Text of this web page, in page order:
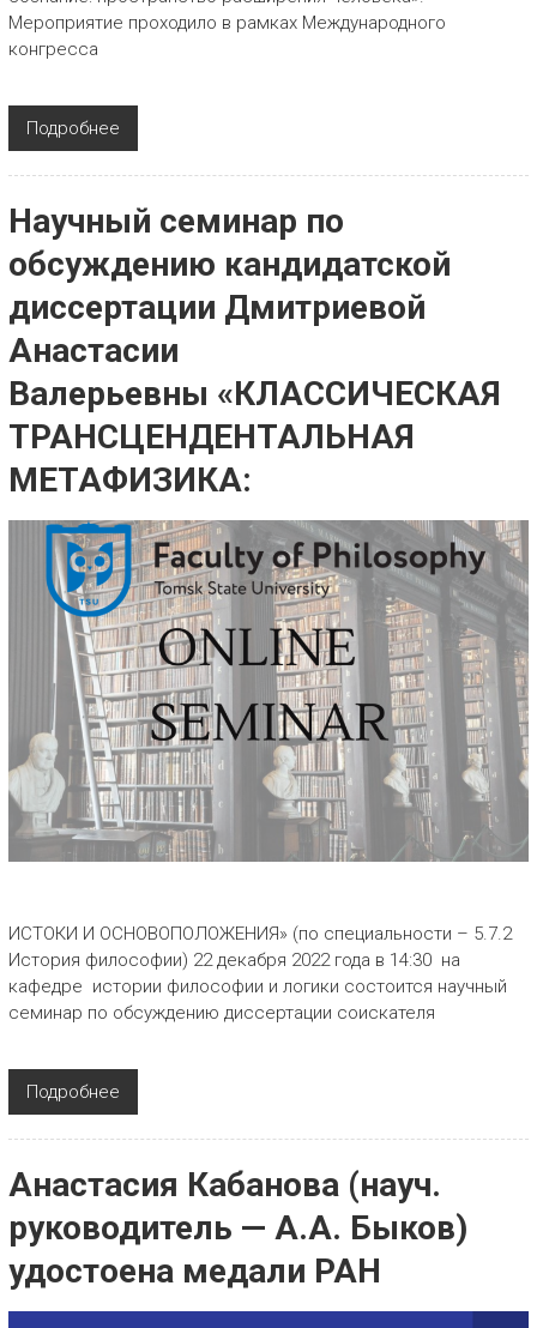
Мероприятие проходило в рамках Международного
конгресса
Подробнее
Научный семинар по
обсуждению кандидатской
диссертации Дмитриевой
Анастасии
Валерьевны «КЛАССИЧЕСКАЯ
ТРАНСЦЕНДЕНТАЛЬНАЯ
МЕТАФИЗИКА:
ИСТОКИ И ОСНОВОПОЛОЖЕНИЯ» (по специальности – 5.7.2
История философии) 22 декабря 2022 года в 14:30 на
кафедре истории философии и логики состоится научный
семинар по обсуждению диссертации соискателя
Подробнее
Анастасия Кабанова (науч.
руководитель — А.А. Быков)
удостоена медали РАН